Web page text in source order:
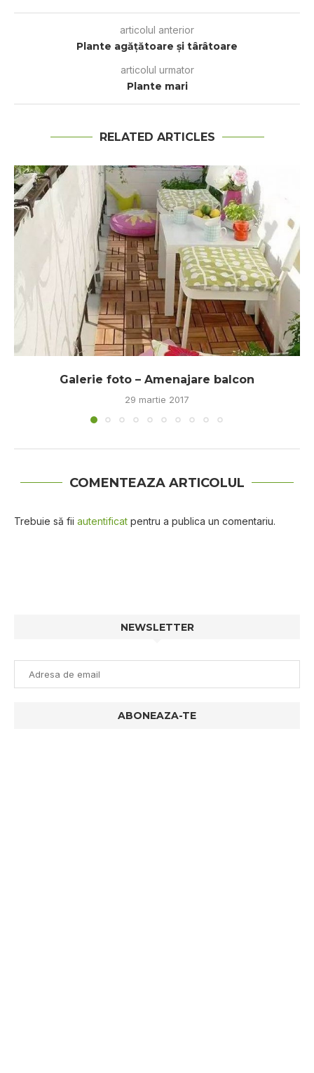
articolul anterior
Plante agăţătoare şi târâtoare
articolul urmator
Plante mari
RELATED ARTICLES
Galerie foto – Amenajare balcon
29 martie 2017
COMENTEAZA ARTICOLUL
Trebuie să fii autentificat pentru a publica un comentariu.
NEWSLETTER